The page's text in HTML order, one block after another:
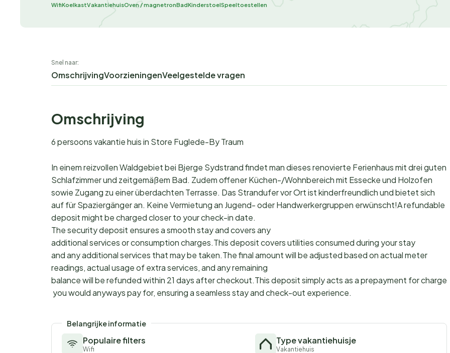
WifiKoelkastVakantiehuisOven / magnetronBadKinderstoelSpeeltoestellen
Snel naar:
OmschrijvingVoorzieningenVeelgestelde vragen
Omschrijving
6 persoons vakantie huis in Store Fuglede-By Traum
In einem reizvollen Waldgebiet bei Bjerge Sydstrand findet man dieses renovierte Ferienhaus mit drei guten
Schlafzimmer und zeitgemäßem Bad. Zudem offener Küchen-/Wohnbereich mit Essecke und Holzofen
sowie Zugang zu einer überdachten Terrasse. Das Strandufer vor Ort ist kinderfreundlich und bietet sich
auf für Spaziergänger an. Keine Vermietung an Jugend- oder Handwerkergruppen erwünscht!A refundable
deposit might be charged closer to your check-in date.
The security deposit ensures a smooth stay and covers any
additional services or consumption charges.This deposit covers utilities consumed during your stay
and any additional services that may be taken.The final amount will be adjusted based on actual meter
readings, actual usage of extra services, and any remaining
balance will be refunded within 21 days after checkout.This deposit simply acts as a prepayment for
you would anyways pay for, ensuring a seamless stay and check-out experience.
Belangrijke informatie
Populaire filters
Wifi
Type vakantiehuisje
Vakantiehuis